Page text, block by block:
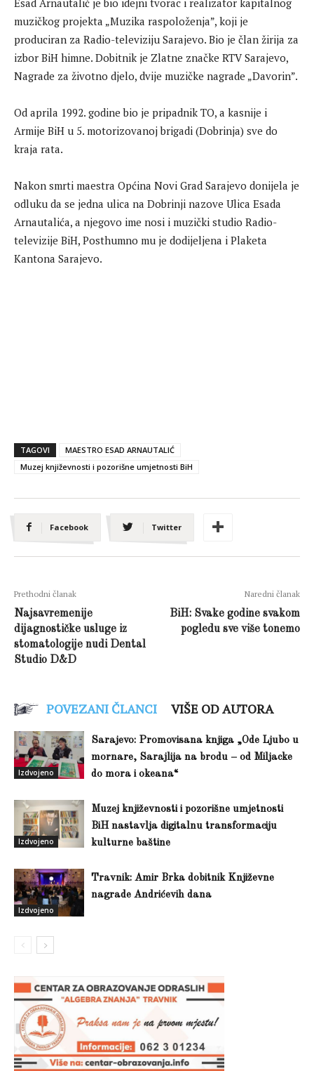
muzičkog projekta „Muzika raspoloženja”, koji je
produciran za Radio-televiziju Sarajevo. Bio je član žirija za
izbor BiH himne. Dobitnik je Zlatne značke RTV Sarajevo,
Nagrade za životno djelo, dvije muzičke nagrade „Davorin”.
Od aprila 1992. godine bio je pripadnik TO, a kasnije i
Armije BiH u 5. motorizovanoj brigadi (Dobrinja) sve do
kraja rata.
Nakon smrti maestra Općina Novi Grad Sarajevo donijela je
odluku da se jedna ulica na Dobrinji nazove Ulica Esada
Arnautalića, a njegovo ime nosi i muzički studio Radio-
televizije BiH, Posthumno mu je dodijeljena i Plaketa
Kantona Sarajevo.
TAGOVI
MAESTRO ESAD ARNAUTALIĆ
Muzej književnosti i pozorišne umjetnosti BiH
Facebook Twitter
Prethodni članak
Najsavremenije
dijagnostičke usluge iz
stomatologije nudi Dental
Studio D&D
Naredni članak
BiH: Svake godine svakom
pogledu sve više tonemo
POVEZANI ČLANCI VIŠE OD AUTORA
Izdvojeno
Sarajevo: Promovisana knjiga „Ode Ljubo u
mornare, Sarajlija na brodu – od Miljacke
do mora i okeana“
Izdvojeno
Muzej književnosti i pozorišne umjetnosti
BiH nastavlja digitalnu transformaciju
kulturne baštine
Izdvojeno
Travnik: Amir Brka dobitnik Književne
nagrade Andrićevih dana